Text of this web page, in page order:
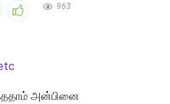
963
அன்பினை